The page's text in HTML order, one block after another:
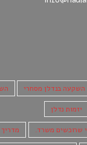
השקעה בנדלן מסחרי
יזמות נדלן
שרוכשים משרד.